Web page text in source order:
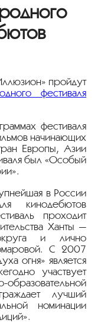
пройдут
фестиваля
фестиваля
начинающих
Европы, Азии
был «Особый
в России
кинодебютов
проходит
Ханты —
и лично
С 2007
огня» является
участвует
образовательной
лучший
номинации